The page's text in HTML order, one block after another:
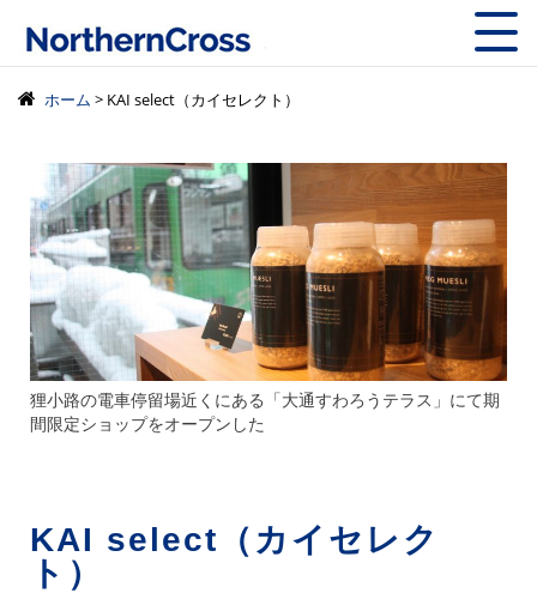
株式会社ノーザン
ホーム > KAI select（カイセレクト）
狸小路の電車停留場近くにある「大通すわろうテラス」にて期
間限定ショップをオープンした
KAI select（カイセレク
ト）